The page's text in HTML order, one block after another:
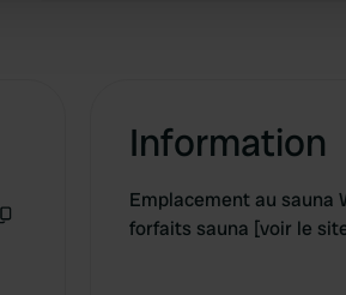
Information
Emplacement au sauna
forfaits sauna [voir le